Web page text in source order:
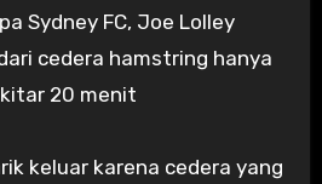
Sydney FC, Joe Lolley
cedera hamstring hanya
20 menit
keluar karena cedera yang